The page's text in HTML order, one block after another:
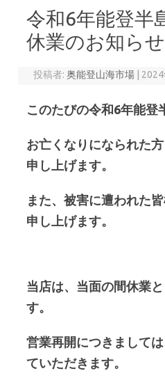
令和6年能登半
休業のお知らせ
投稿者:奥能登山海市場
このたびの令和6年能登
お亡くなりになられた
申し上げます。
また、被害に遭われた
申し上げます。
当店は、当面の間休業
す。
営業再開につきまして
ていただきます。